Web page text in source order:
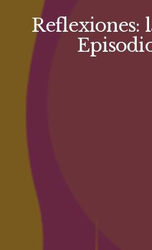
Reflexiones: